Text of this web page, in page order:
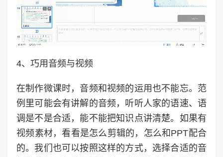
4、巧用音频与视频
在制作微课时，音频和视频的运用也不能忘。范
例里可能会有讲解的音频，听听人家的语速、语
调是不是合适，能不能把知识点讲清楚。如果有
视频素材，看看是怎么剪辑的，怎么和PPT配合
的。我们也可以按照这样的方式，选择合适的音